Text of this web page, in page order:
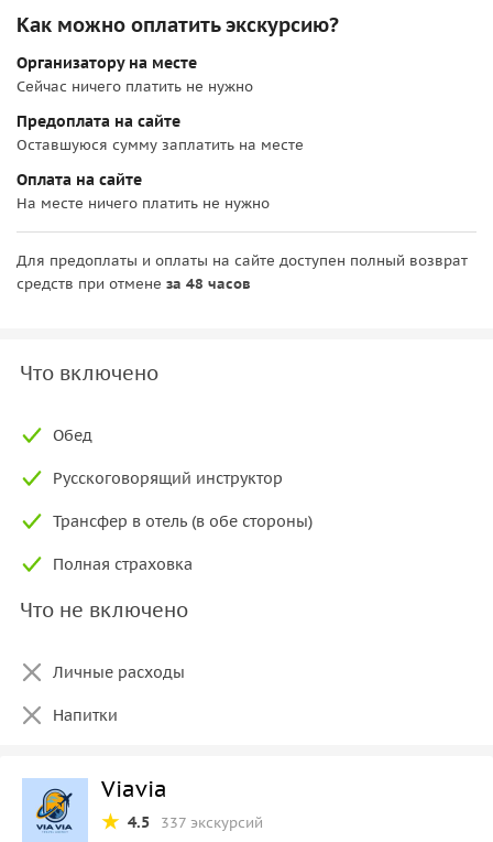
Как можно оплатить экскурсию?
Организатору на месте
Сейчас ничего платить не нужно
Предоплата на сайте
Оставшуюся сумму заплатить на месте
Оплата на сайте
На месте ничего платить не нужно
Для предоплаты и оплаты на сайте доступен полный возврат
средств при отмене за 48 часов
Что включено
Обед
Русскоговорящий инструктор
Трансфер в отель (в обе стороны)
Полная страховка
Что не включено
Личные расходы
Напитки
Viavia
4.5 337 экскурсий